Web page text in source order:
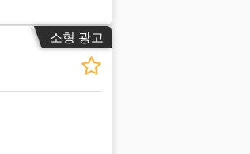
소형 광고